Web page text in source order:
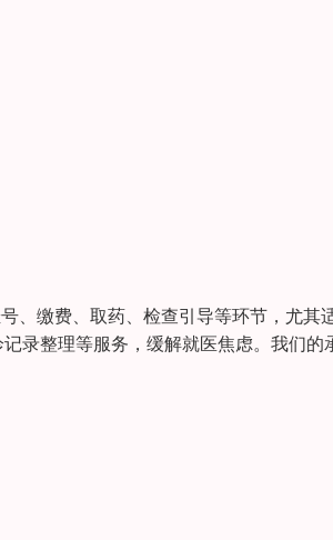
、缴费、取药、检查引导等环节，尤其
录整理等服务，缓解就医焦虑。我们的